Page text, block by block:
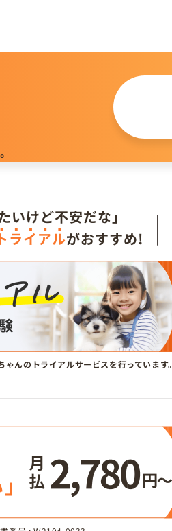
いけど不安だな」
ライアルがおすすめ!
ゃんのトライアルサービスを行っています。